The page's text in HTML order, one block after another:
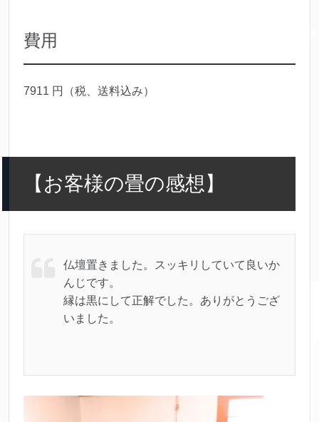
費用
7911 円（税、送料込み）
【お客様の畳の感想】
仏壇置きました。スッキリしていて良いか
んじです。
縁は黒にして正解でした。ありがとうござ
いました。